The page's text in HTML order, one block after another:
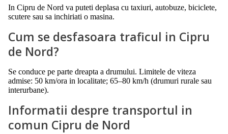
In Cipru de Nord va puteti deplasa cu taxiuri, autobuze, biciclete,
scutere sau sa inchiriati o masina.
Cum se desfasoara traficul in Cipru
de Nord?
Se conduce pe parte dreapta a drumului. Limitele de viteza
admise: 50 km/ora in localitate; 65–80 km/h (drumuri rurale sau
interurbane).
Informatii despre transportul in
comun Cipru de Nord